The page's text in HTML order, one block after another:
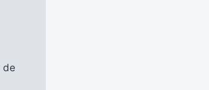
de